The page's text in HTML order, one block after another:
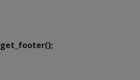
get_footer();